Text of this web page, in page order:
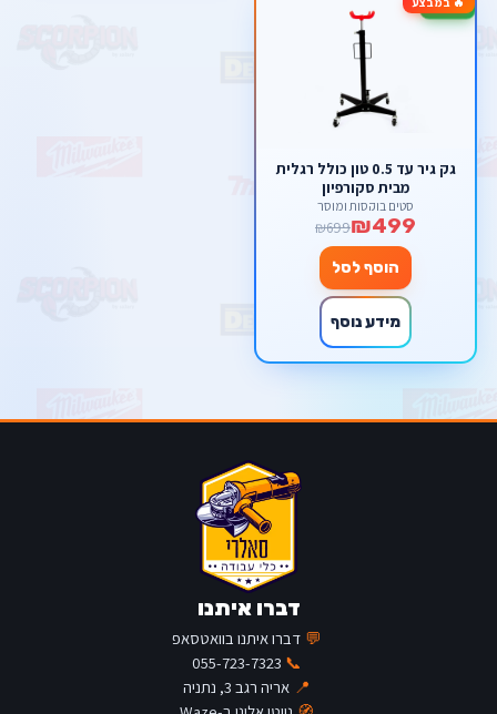
-29%
גק גיר עד 0.5 טון כולל רגלית
מבית סקורפיון
סטים בוקסות ומוסך
₪499
₪699
הוסף לסל
מידע נוסף
דברו איתנו
💬 דברו איתנו בוואטסאפ
📞
055-723-7323
📍 אריה רגב 3, נתניה